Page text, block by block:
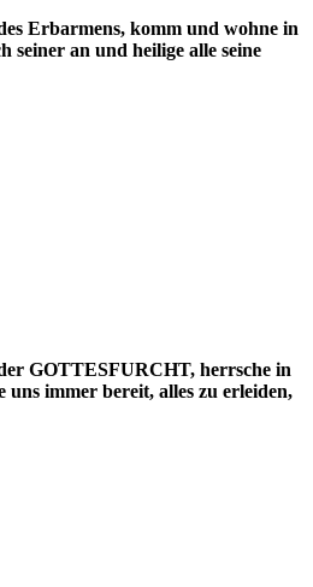
Erbarmens, komm und wohne in
seiner an und heilige alle seine
GOTTESFURCHT, herrsche in
uns immer bereit, alles zu erleiden,